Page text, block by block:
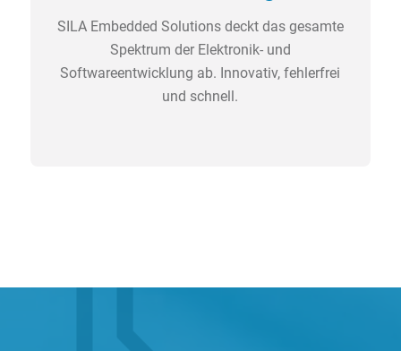
SILA Embedded Solutions deckt das gesamte
Spektrum der Elektronik- und
Softwareentwicklung ab. Innovativ, fehlerfrei
und schnell.